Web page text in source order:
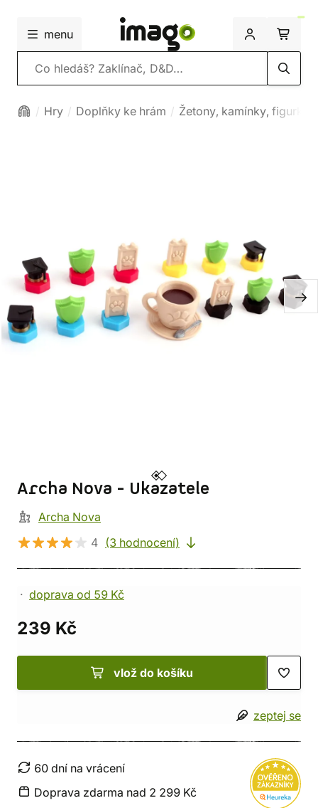
menu
Vyhledávání
Hry Doplňky ke hrám Žetony, kamínky, figurky
Archa Nova - Ukazatele
Archa Nova
4 (3 hodnocení)
doprava od 59 Kč
239 Kč
vlož do košíku
zeptej se
60 dní na vrácení
Doprava zdarma nad 2 299 Kč